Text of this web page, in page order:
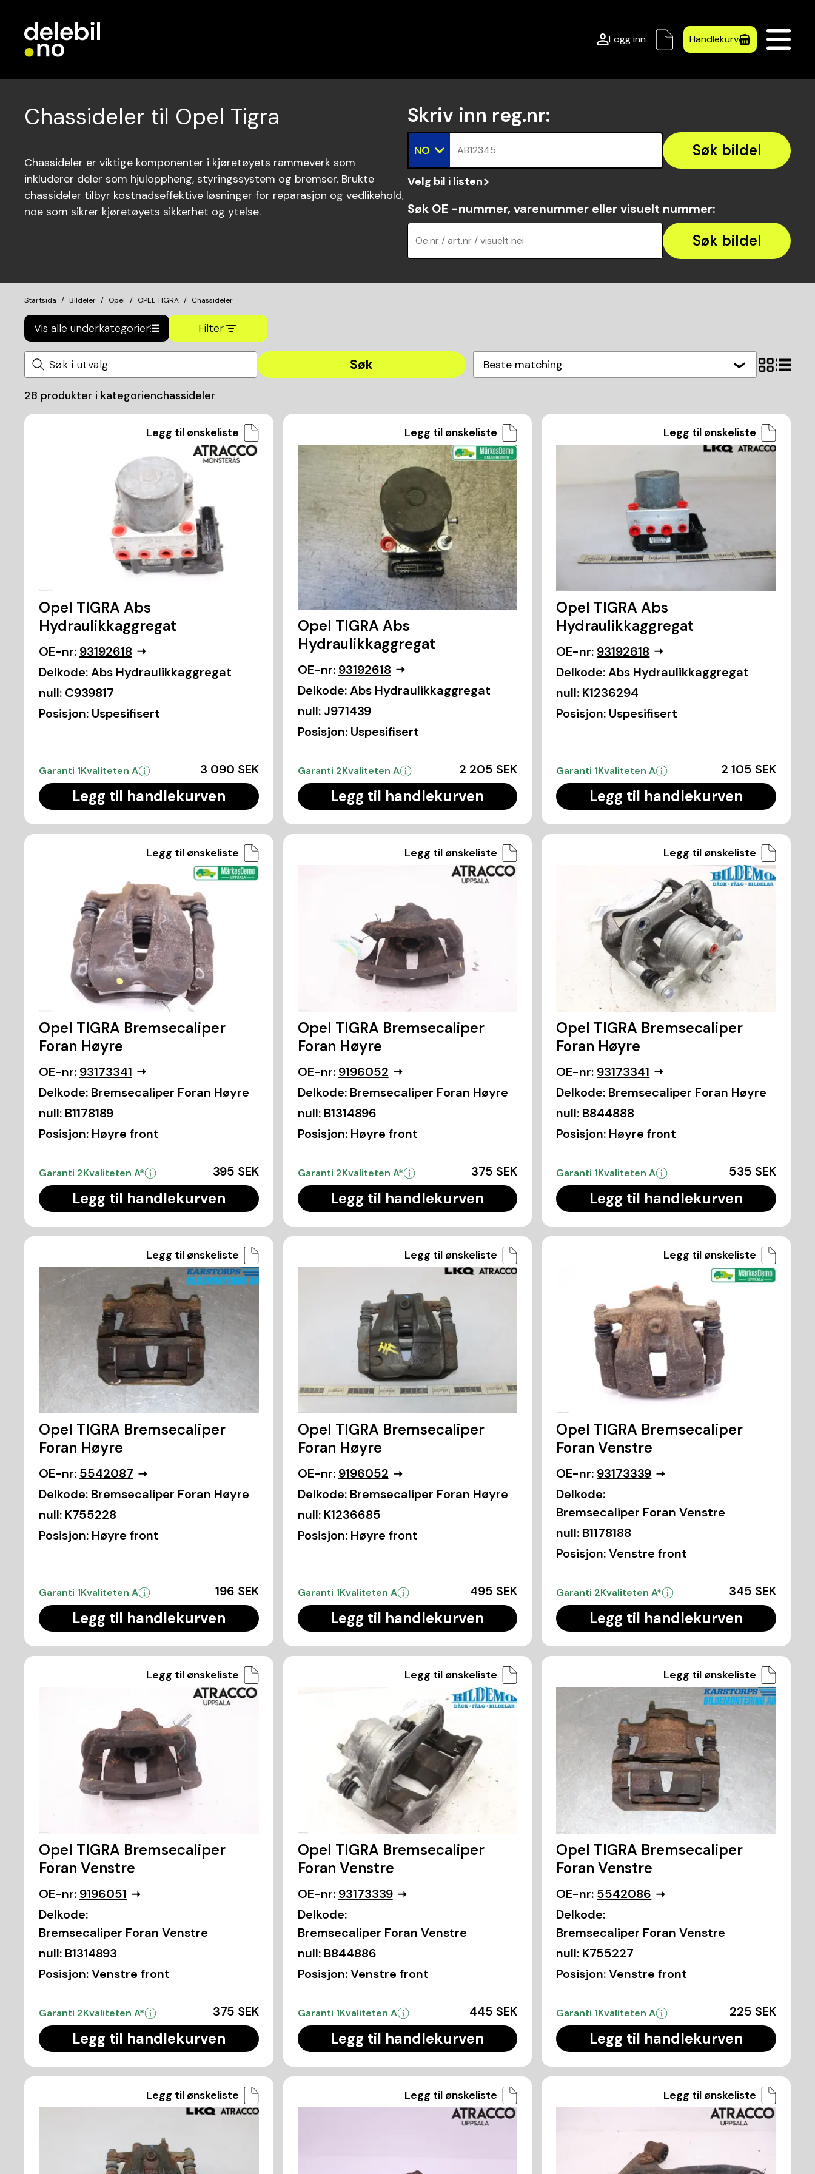
Logg inn Handlekurv
Chassideler til Opel Tigra
Chassideler er viktige komponenter i kjøretøyets rammeverk som
inkluderer deler som hjuloppheng, styringssystem og bremser. Brukte
chassideler tilbyr kostnadseffektive løsninger for reparasjon og vedlikehold,
noe som sikrer kjøretøyets sikkerhet og ytelse.
Skriv inn reg.nr:
NO AB12345 Søk bildel
Velg bil i listen
Søk OE -nummer, varenummer eller visuelt nummer:
Oe.nr / art.nr / visuelt nei Søk bildel
Startsida Bildeler Opel OPEL TIGRA Chassideler
Vis alle underkategorier Filter
Søk Beste matching
28 produkter i kategorienchassideler
Legg til ønskeliste
Opel TIGRA Abs
Hydraulikkaggregat
OE-nr: 93192618
Delkode:Abs Hydraulikkaggregat
null: C939817
Posisjon: Uspesifisert
Garanti 1Kvaliteten A 3 090 SEK
Legg til handlekurven
Legg til ønskeliste
Opel TIGRA Abs
Hydraulikkaggregat
OE-nr: 93192618
Delkode: Abs Hydraulikkaggregat
null: J971439
Posisjon: Uspesifisert
Garanti 2Kvaliteten A 2 205 SEK
Legg til handlekurven
Legg til ønskeliste
Opel TIGRA Abs
Hydraulikkaggregat
OE-nr: 93192618
Delkode: Abs Hydraulikkaggregat
null: K1236294
Posisjon: Uspesifisert
Garanti 1Kvaliteten A 2 105 SEK
Legg til handlekurven
Legg til ønskeliste
Opel TIGRA Bremsecaliper
Foran Høyre
OE-nr: 93173341
Delkode: Bremsecaliper Foran Høyre
null: B1178189
Posisjon: Høyre front
Garanti 2Kvaliteten A* 395 SEK
Legg til handlekurven
Legg til ønskeliste
Opel TIGRA Bremsecaliper
Foran Høyre
OE-nr: 9196052
Delkode: Bremsecaliper Foran Høyre
null: B1314896
Posisjon: Høyre front
Garanti 2Kvaliteten A* 375 SEK
Legg til handlekurven
Legg til ønskeliste
Opel TIGRA Bremsecaliper
Foran Høyre
OE-nr: 93173341
Delkode: Bremsecaliper Foran Høyre
null: B844888
Posisjon: Høyre front
Garanti 1Kvaliteten A 535 SEK
Legg til handlekurven
Legg til ønskeliste
Opel TIGRA Bremsecaliper
Foran Høyre
OE-nr: 5542087
Delkode: Bremsecaliper Foran Høyre
null: K755228
Posisjon: Høyre front
Garanti 1Kvaliteten A 196 SEK
Legg til handlekurven
Legg til ønskeliste
Opel TIGRA Bremsecaliper
Foran Høyre
OE-nr: 9196052
Delkode: Bremsecaliper Foran Høyre
null: K1236685
Posisjon: Høyre front
Garanti 1Kvaliteten A 495 SEK
Legg til handlekurven
Legg til ønskeliste
Opel TIGRA Bremsecaliper
Foran Venstre
OE-nr: 93173339
Delkode:
Bremsecaliper Foran Venstre
null: B1178188
Posisjon: Venstre front
Garanti 2Kvaliteten A* 345 SEK
Legg til handlekurven
Legg til ønskeliste
Opel TIGRA Bremsecaliper
Foran Venstre
OE-nr: 9196051
Delkode:
Bremsecaliper Foran Venstre
null: B1314893
Posisjon:Venstre front
Garanti 2Kvaliteten A* 375 SEK
Legg til handlekurven
Legg til ønskeliste
Opel TIGRA Bremsecaliper
Foran Venstre
OE-nr: 93173339
Delkode:
Bremsecaliper Foran Venstre
null: B844886
Posisjon: Venstre front
Garanti 1Kvaliteten A 445 SEK
Legg til handlekurven
Legg til ønskeliste
Opel TIGRA Bremsecaliper
Foran Venstre
OE-nr: 5542086
Delkode:
Bremsecaliper Foran Venstre
null: K755227
Posisjon: Venstre front
Garanti 1Kvaliteten A 225 SEK
Legg til handlekurven
Legg til ønskeliste Legg til ønskeliste Legg til ønskeliste